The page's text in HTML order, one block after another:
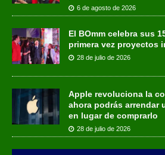
6 de agosto de 2026
El BOmm celebra sus
primera vez proyectos
28 de julio de 2026
Apple revoluciona la
ahora podrás arrendar
en lugar de comprarlo
28 de julio de 2026